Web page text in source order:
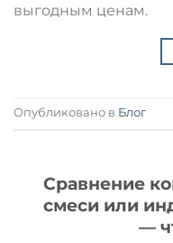
выгодным ценам.
Опубликовано в Блог
Сравнение
смеси или
—